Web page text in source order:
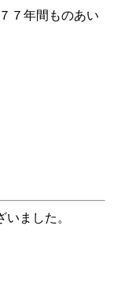
７年間ものあい
ました。